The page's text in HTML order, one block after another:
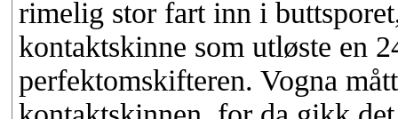
rimelig stor fart inn i
kontaktskinne som utløste en
perfektomskifteren. Vogna